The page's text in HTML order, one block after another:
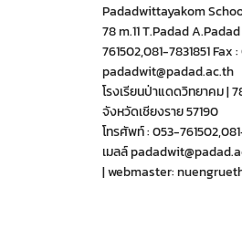
Padadwittayakom
78 m.11 T.Padad
761502,081-7831851
padadwit@padad.ac.th
โรงเรียนป่าแดดวิทยาคม |
จังหวัดเชียงราย 57190
โทรศัพท์ : 053-
เมลล์
| webmaster: